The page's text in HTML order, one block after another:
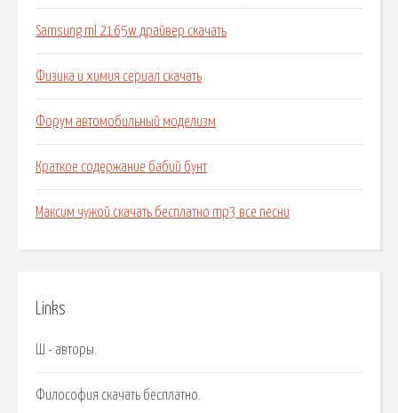
Samsung ml 2165w драйвер скачать
Физика и химия сериал скачать
Форум автомобильный моделизм
Краткое содержание бабий бунт
Максим чужой скачать бесплатно mp3 все песни
Links
Ш - авторы.
Философия скачать бесплатно.